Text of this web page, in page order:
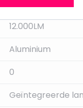
12.000LM
Aluminium
0
Geïntegreerde